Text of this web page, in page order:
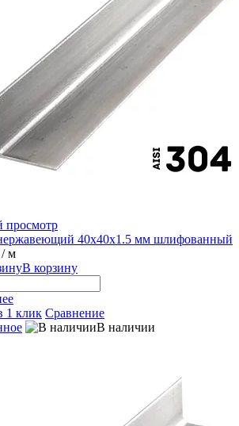
просмотр
40х40х1.5 мм шлифованный
/ м
В корзину
1 клик Сравнение
В наличии